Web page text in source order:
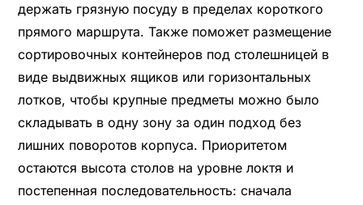
держать грязную посуду в пределах короткого
прямого маршрута. Также поможет размещение
сортировочных контейнеров под столешницей в
виде выдвижных ящиков или горизонтальных
лотков, чтобы крупные предметы можно было
складывать в одну зону за один подход без
лишних поворотов корпуса. Приоритетом
остаются высота столов на уровне локтя и
постепенная последовательность: сначала